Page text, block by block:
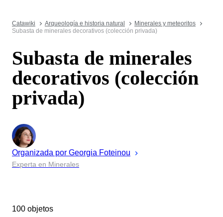
Catawiki Arqueología e historia natural
Minerales y meteoritos
Subasta de minerales decorativos (colección privada)
Subasta de minerales
decorativos (colección
privada)
Organizada por Georgia Foteinou
Experta en Minerales
100 objetos